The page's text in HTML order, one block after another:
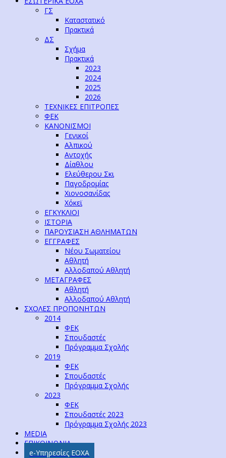
ΓΣ
Καταστατικό
Πρακτικά
ΔΣ
Σχήμα
Πρακτικά
2023
2024
2025
2026
ΤΕΧΝΙΚΕΣ ΕΠΙΤΡΟΠΕΣ
ΦΕΚ
ΚΑΝΟΝΙΣΜΟΙ
Γενικοί
Αλπικού
Αντοχής
Δίαθλου
Ελεύθερου Σκι
Παγοδρομίας
Χιονοσανίδας
Χόκεϊ
ΕΓΚΥΚΛΙΟΙ
ΙΣΤΟΡΙΑ
ΠΑΡΟΥΣΙΑΣΗ ΑΘΛΗΜΑΤΩΝ
ΕΓΓΡΑΦΕΣ
Νέου Σωματείου
Αθλητή
Αλλοδαπού Αθλητή
ΜΕΤΑΓΡΑΦΕΣ
Αθλητή
Αλλοδαπού Αθλητή
ΣΧΟΛΕΣ ΠΡΟΠΟΝΗΤΩΝ
2014
ΦΕΚ
Σπουδαστές
Πρόγραμμα Σχολής
2019
ΦΕΚ
Σπουδαστές
Πρόγραμμα Σχολής
2023
ΦΕΚ
Σπουδαστές 2023
Πρόγραμμα Σχολής 2023
MEDIA
ΕΠΙΚΟΙΝΩΝΙΑ
e-Υπηρεσίες ΕΟΧΑ